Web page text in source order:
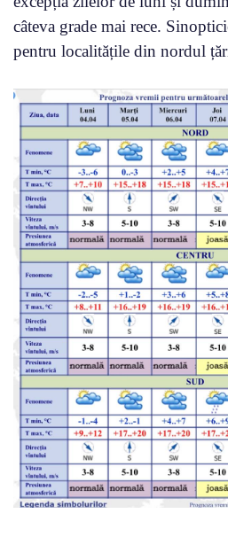
câteva grade mai rece.
pentru localitățile din nordul